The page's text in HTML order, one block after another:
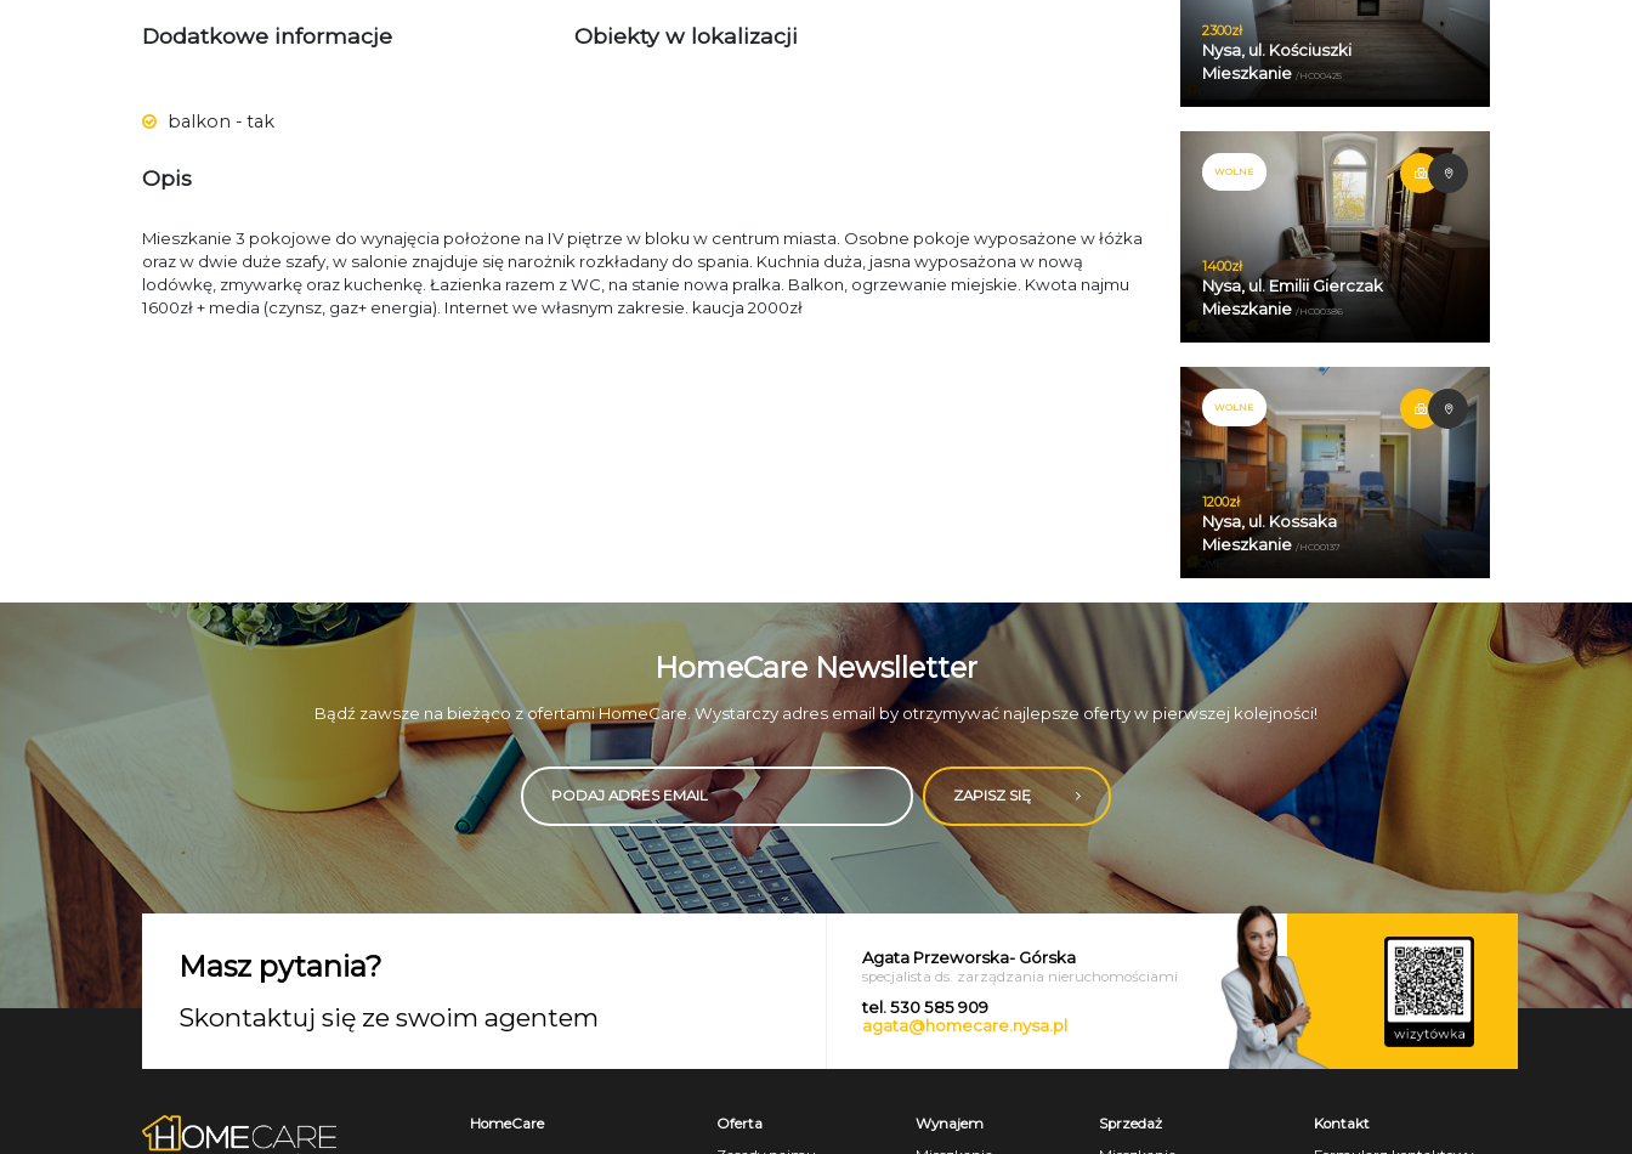
Dodatkowe informacje
balkon - tak
Obiekty w lokalizacji
Opis
Mieszkanie 3 pokojowe do wynajęcia położone na IV piętrze w bloku w centrum miasta. Osobne pokoje wyposażone w łóżka
oraz w dwie duże szafy, w salonie znajduje się narożnik rozkładany do spania. Kuchnia duża, jasna wyposażona w nową
lodówkę, zmywarkę oraz kuchenkę. Łazienka razem z WC, na stanie nowa pralka. Balkon, ogrzewanie miejskie. Kwota najmu
1600zł + media (czynsz, gaz+ energia). Internet we własnym zakresie. kaucja 2000zł
2300zł
Nysa, ul. Kościuszki
Mieszkanie /HC00425
WOLNE
1400zł
Nysa, ul. Emilii Gierczak
Mieszkanie /HC00386
WOLNE
1200zł
Nysa, ul. Kossaka
Mieszkanie /HC00137
HomeCare Newslletter
Bądź zawsze na bieżąco z ofertami HomeCare. Wystarczy adres email by otrzymywać najlepsze oferty w pierwszej kolejności!
ZAPISZ SIĘ
Masz pytania?
Skontaktuj się ze swoim agentem
Agata Przeworska- Górska
specjalista ds. zarządzania nieruchomościami
tel. 530 585 909
agata@homecare.nysa.pl
HomeCare
Oferta
Wynajem
Sprzedaż
Kontakt